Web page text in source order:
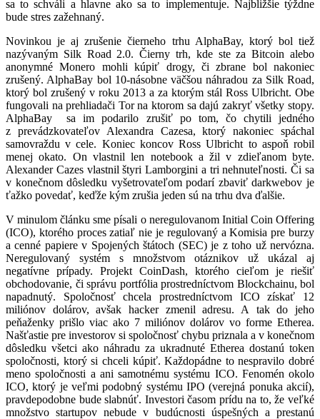
sa to schváli a hlavne ako sa to implementuje. Najbližšie týždne
bude stres zažehnaný.
Novinkou je aj zrušenie čierneho trhu AlphaBay, ktorý bol tiež
nazývaným Silk Road 2.0. Čierny trh, kde ste za Bitcoin alebo
anonymné Monero mohli kúpiť drogy, či zbrane bol nakoniec
zrušený. AlphaBay bol 10-násobne väčšou náhradou za Silk Road,
ktorý bol zrušený v roku 2013 a za ktorým stál Ross Ulbricht. Obe
fungovali na prehliadači Tor na ktorom sa dajú zakryť všetky stopy.
AlphaBay sa im podarilo zrušiť po tom, čo chytili jedného
z prevádzkovateľov Alexandra Cazesa, ktorý nakoniec spáchal
samovraždu v cele. Koniec koncov Ross Ulbricht to aspoň robil
menej okato. On vlastnil len notebook a žil v zdieľanom byte.
Alexander Cazes vlastnil štyri Lamborgini a tri nehnuteľnosti. Či sa
v konečnom dôsledku vyšetrovateľom podarí zbaviť darkwebov je
ťažko povedať, keďže kým zrušia jeden sú na trhu dva ďalšie.
V minulom článku sme písali o neregulovanom Initial Coin Offering
(ICO), ktorého proces zatiaľ nie je regulovaný a Komisia pre burzy
a cenné papiere v Spojených štátoch (SEC) je z toho už nervózna.
Neregulovaný systém s množstvom otáznikov už ukázal aj
negatívne prípady. Projekt CoinDash, ktorého cieľom je riešiť
obchodovanie, či správu portfólia prostredníctvom Blockchainu, bol
napadnutý. Spoločnosť chcela prostredníctvom ICO získať 12
miliónov dolárov, avšak hacker zmenil adresu. A tak do jeho
peňaženky prišlo viac ako 7 miliónov dolárov vo forme Etherea.
Našťastie pre investorov si spoločnosť chybu priznala a v konečnom
dôsledku všetci ako náhradu za ukradnuté Etherea dostanú token
spoločnosti, ktorý si chceli kúpiť. Každopádne to nespravilo dobré
meno spoločnosti a ani samotnému systému ICO. Fenomén okolo
ICO, ktorý je veľmi podobný systému IPO (verejná ponuka akcií),
pravdepodobne bude slabnúť. Investori časom prídu na to, že veľké
množstvo startupov nebude v budúcnosti úspešných a prestanú